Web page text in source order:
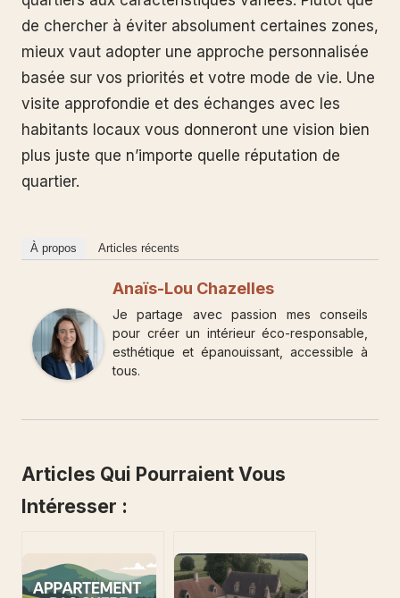
de chercher à éviter absolument certaines zones,
mieux vaut adopter une approche personnalisée
basée sur vos priorités et votre mode de vie. Une
visite approfondie et des échanges avec les
habitants locaux vous donneront une vision bien
plus juste que n’importe quelle réputation de
quartier.
À propos Articles récents
Anaïs-Lou Chazelles
Je partage avec passion mes conseils
pour créer un intérieur éco-responsable,
esthétique et épanouissant, accessible à
tous.
Articles Qui Pourraient Vous
Intéresser :